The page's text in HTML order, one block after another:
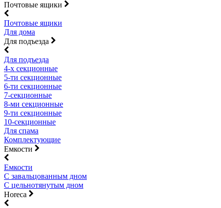
Почтовые ящики
Почтовые ящики
Для дома
Для подъезда
Для подъезда
4-х секционные
5-ти секционные
6-ти секционные
7-секционные
8-ми секционные
9-ти секционные
10-секционные
Для спама
Комплектующие
Емкости
Емкости
С завальцованным дном
С цельнотянутым дном
Horeca